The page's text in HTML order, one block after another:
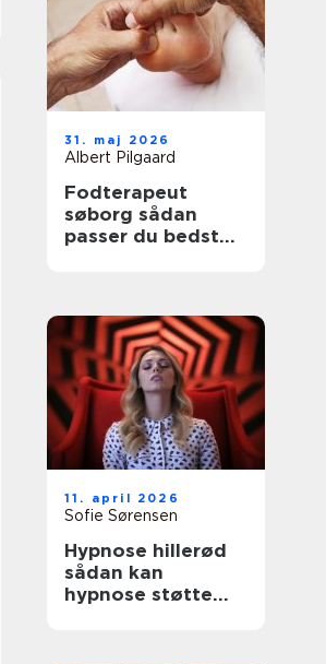
31. maj 2026
Albert Pilgaard
Fodterapeut
søborg sådan
passer du bedst
11. april 2026
Sofie Sørensen
Hypnose hillerød
sådan kan
hypnose støtte